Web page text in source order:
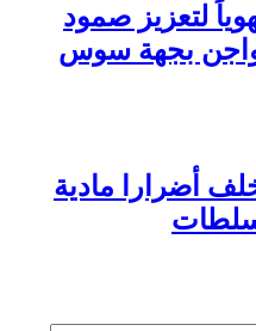
لتعزيز صمود
بجهة سوس
أضرارا مادية